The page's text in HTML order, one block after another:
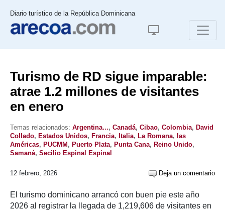
Diario turístico de la República Dominicana
Turismo de RD sigue imparable:
atrae 1.2 millones de visitantes
en enero
Temas relacionados: Argentina..., Canadá, Cibao, Colombia, David
Collado, Estados Unidos, Francia, Italia, La Romana, las
Américas, PUCMM , Puerto Plata, Punta Cana, Reino Unido,
Samaná, Secilio Espinal Espinal
12 febrero, 2026 Deja un comentario
El turismo dominicano arrancó con buen pie este año
2026 al registrar la llegada de 1,219,606 de visitantes en